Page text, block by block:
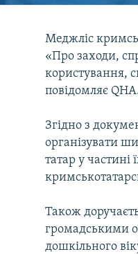
Меджліс
«Про заходи,
користування,
повідомляє
Згідно з
організувати
татар у
Також
громадськими
дошкільного